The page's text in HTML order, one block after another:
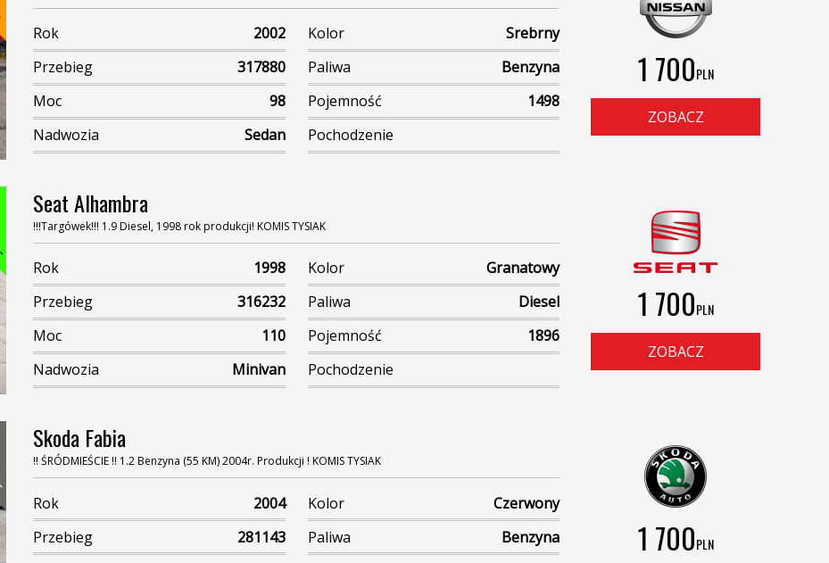
Rok 2002 Kolor
Srebrny
Przebieg
317880 Paliwa
Benzyna
Moc
98 Pojemność
1498
Nadwozia
Sedan Pochodzenie
1 700PLN
ZOBACZ
Seat Alhambra
!!!Targówek!!! 1.9 Diesel, 1998 rok produkcji! KOMIS TYSIAK
Rok 1998 Kolor
Granatowy
Przebieg
316232 Paliwa
Diesel
Moc
110 Pojemność
1896
Nadwozia
Minivan Pochodzenie
1 700PLN
ZOBACZ
Skoda Fabia
!! ŚRÓDMIEŚCIE !! 1.2 Benzyna (55 KM) 2004r. Produkcji ! KOMIS TYSIAK
Rok 2004 Kolor
Czerwony
Przebieg
281143 Paliwa
Benzyna
1 700PLN